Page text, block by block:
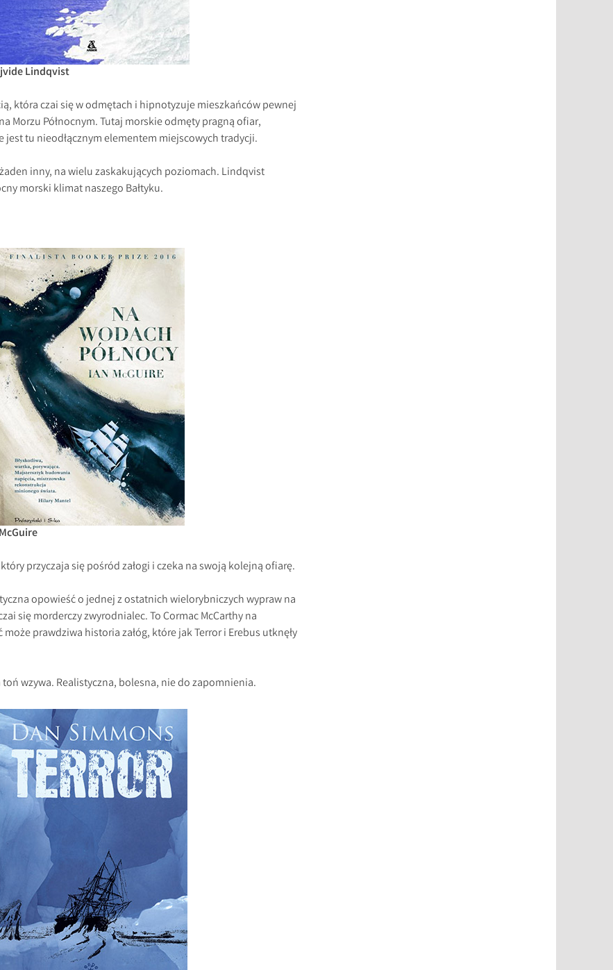
Lindqvist
która czai się w odmętach i hipnotyzuje mieszkańców pewnej
Morzu Północnym. Tutaj morskie odmęty pragną ofiar,
jest tu nieodłącznym elementem miejscowych tradycji.
inny, na wielu zaskakujących poziomach. Lindqvist
morski klimat naszego Bałtyku.
przyczaja się pośród załogi i czeka na swoją kolejną ofiarę.
opowieść o jednej z ostatnich wielorybniczych wypraw na
się morderczy zwyrodnialec. To Cormac McCarthy na
prawdziwa historia załóg, które jak Terror i Erebus utknęły
wzywa. Realistyczna, bolesna, nie do zapomnienia.